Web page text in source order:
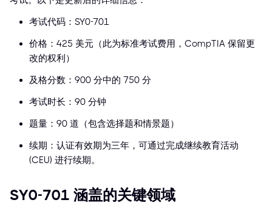
考试代码：SY0-701
价格：425 美元（此为标准考试费用，CompTIA 保留更
改的权利）
及格分数：900 分中的 750 分
考试时长：90 分钟
题量：90 道（包含选择题和情景题）
续期：认证有效期为三年，可通过完成继续教育活动
(CEU) 进行续期。
SY0-701 涵盖的关键领域